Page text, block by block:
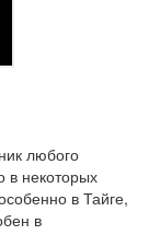
любого
в некоторых
в Тайге,
в